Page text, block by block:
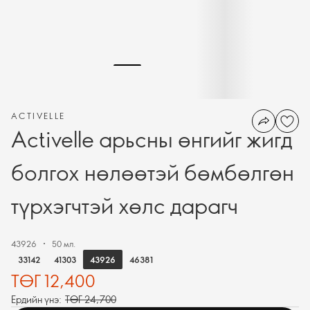
ACTIVELLE
Activelle арьсны өнгийг жигд
болгох нөлөөтэй бөмбөлгөн
түрхэгчтэй хөлс дарагч
43926
50 мл.
33142
41303 43926 46381
ТӨГ 12,400
Ердийн үнэ: ТӨГ 24,700